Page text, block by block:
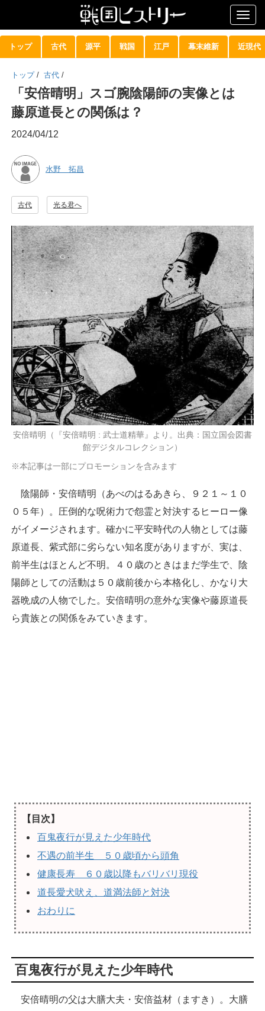
トップ 古代 源平 戦国 江戸 幕末維新 近現代
トップ / 古代 /
「安倍晴明」スゴ腕陰陽師の実像とは
藤原道長との関係は？
2024/04/12
水野 拓昌
古代 光る君へ
安倍晴明（『安倍晴明 : 武士道精華』より。出典：国立国会図書
館デジタルコレクション）
※本記事は一部にプロモーションを含みます
陰陽師・安倍晴明（あべのはるあきら、９２１～１０
０５年）。圧倒的な呪術力で怨霊と対決するヒーロー像
がイメージされます。確かに平安時代の人物としては藤
原道長、紫式部に劣らない知名度がありますが、実は、
前半生はほとんど不明。４０歳のときはまだ学生で、陰
陽師としての活動は５０歳前後から本格化し、かなり大
器晩成の人物でした。安倍晴明の意外な実像や藤原道長
ら貴族との関係をみていきます。
【目次】
百鬼夜行が見えた少年時代
不遇の前半生 ５０歳頃から頭角
健康長寿 ６０歳以降もバリバリ現役
道長愛犬吠え、道満法師と対決
おわりに
百鬼夜行が見えた少年時代
安倍晴明の父は大膳大夫・安倍益材（ますき）。大膳